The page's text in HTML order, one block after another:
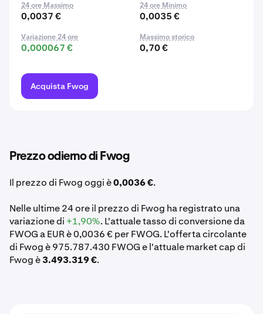
24 ore Massimo
0,0037 €
24 ore Minimo
0,0035 €
Variazione 24 ore
0,000067 €
Massimo storico
0,70 €
Acquista Fwog
Prezzo odierno di Fwog
Il prezzo di Fwog oggi è0,0036 €.
Nelle ultime 24 ore il prezzo di Fwog ha registrato una
variazione di +1,90%. L'attuale tasso di conversione da
FWOG a EUR è 0,0036 € per FWOG. L'offerta circolante
di Fwog è 975.787.430 FWOG e l'attuale market cap di
Fwog è3.493.319 €.